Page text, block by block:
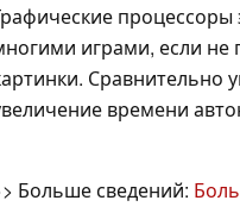
процессоры
играми, если не
Сравнительно
времени
Больше сведений: